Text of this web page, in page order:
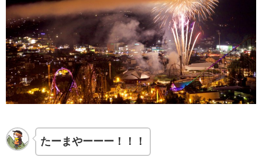
たーまやーーー！！！